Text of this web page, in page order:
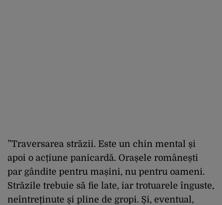
”Traversarea străzii. Este un chin mental și
apoi o acțiune panicardă. Orașele românești
par gândite pentru mașini, nu pentru oameni.
Străzile trebuie să fie late, iar trotuarele înguste,
neîntreținute și pline de gropi. Și, eventual,